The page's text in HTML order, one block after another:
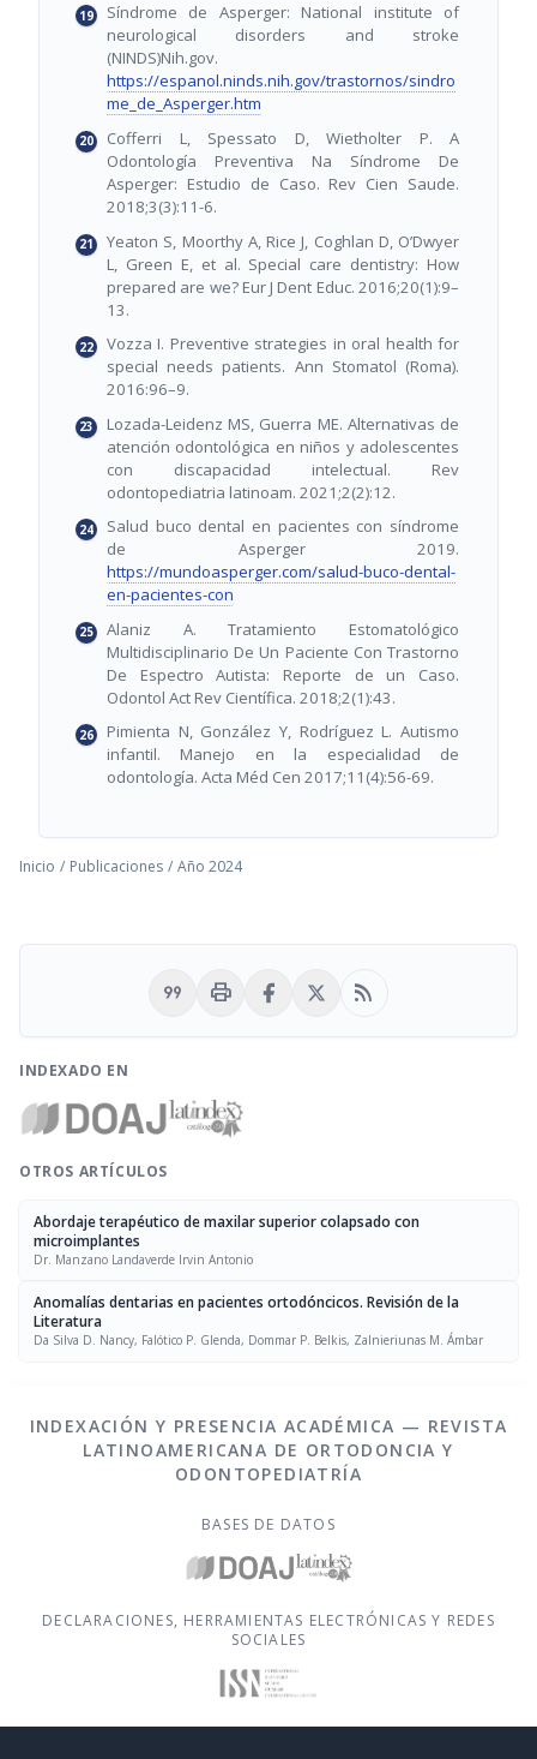
Síndrome de Asperger: National institute of
neurological disorders and stroke
(NINDS)Nih.gov.
https://espanol.ninds.nih.gov/trastornos/sindro
me_de_Asperger.htm
Cofferri L, Spessato D, Wietholter P. A
Odontología Preventiva Na Síndrome De
Asperger: Estudio de Caso. Rev Cien Saude.
2018;3(3):11-6.
Yeaton S, Moorthy A, Rice J, Coghlan D, O’Dwyer
L, Green E, et al. Special care dentistry: How
prepared are we? Eur J Dent Educ. 2016;20(1):9–
13.
Vozza I. Preventive strategies in oral health for
special needs patients. Ann Stomatol (Roma).
2016:96–9.
Lozada-Leidenz MS, Guerra ME. Alternativas de
atención odontológica en niños y adolescentes
con discapacidad intelectual. Rev
odontopediatria latinoam. 2021;2(2):12.
Salud buco dental en pacientes con síndrome
de Asperger 2019.
https://mundoasperger.com/salud-buco-dental-
en-pacientes-con
Alaniz A. Tratamiento Estomatológico
Multidisciplinario De Un Paciente Con Trastorno
De Espectro Autista: Reporte de un Caso.
Odontol Act Rev Científica. 2018;2(1):43.
Pimienta N, González Y, Rodríguez L. Autismo
infantil. Manejo en la especialidad de
odontología. Acta Méd Cen 2017;11(4):56-69.
Inicio / Publicaciones / Año 2024
format_quote print rss_feed
INDEXADO EN
OTROS ARTÍCULOS
Abordaje terapéutico de maxilar superior colapsado con
microimplantes
Dr. Manzano Landaverde Irvin Antonio
Anomalías dentarias en pacientes ortodóncicos. Revisión de la
Literatura
Da Silva D. Nancy, Falótico P. Glenda, Dommar P. Belkis, Zalnieriunas M. Ámbar
INDEXACIÓN Y PRESENCIA ACADÉMICA — REVISTA
LATINOAMERICANA DE ORTODONCIA Y
ODONTOPEDIATRÍA
BASES DE DATOS
DECLARACIONES, HERRAMIENTAS ELECTRÓNICAS Y REDES
SOCIALES